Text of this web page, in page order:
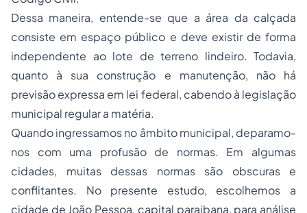
Dessa maneira, entende-se que a área da calçada
consiste em espaço público e deve existir de forma
independente ao lote de terreno lindeiro. Todavia,
quanto à sua construção e manutenção, não há
previsão expressa em lei federal, cabendo à legislação
municipal regular a matéria.
Quando ingressamos no âmbito municipal, deparamo-
nos com uma profusão de normas. Em algumas
cidades, muitas dessas normas são obscuras e
conflitantes. No presente estudo, escolhemos a
cidade de João Pessoa, capital paraibana, para análise